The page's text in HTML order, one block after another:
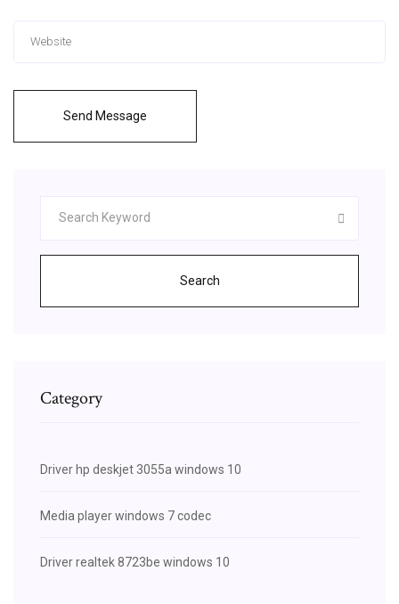
Send Message
Search
Category
Driver hp deskjet 3055a windows 10
Media player windows 7 codec
Driver realtek 8723be windows 10